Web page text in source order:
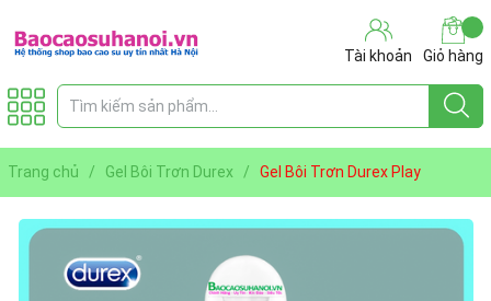
Tài khoản Giỏ hàng
Trang chủ / Gel Bôi Trơn Durex /
Gel Bôi Trơn Durex Play
Warming 100 ml Ấm Nóng